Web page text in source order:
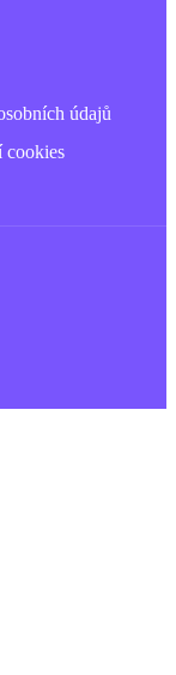
údajů
cookies